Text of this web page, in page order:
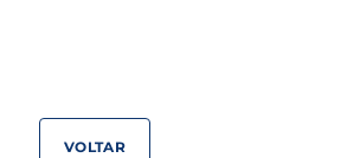
VOLTAR